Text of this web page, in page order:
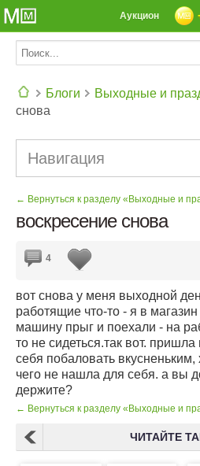
Аукцион
Блоги Выходные и
снова
Навигация
← Вернуться к разделу «Выходные и
воскресение снова
4
вот снова у меня выходной
работящие что-то - я в
машину прыг и поехали - на
то не сидеться.так вот.
себя побаловать
чего не нашла для себя. а вы
держите?
← Вернуться к разделу «Выходные и
ЧИТАЙТЕ